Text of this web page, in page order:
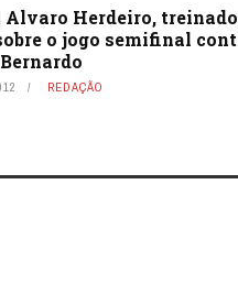
Alvaro Herdeiro,
o jogo semifinal
REDAÇÃO